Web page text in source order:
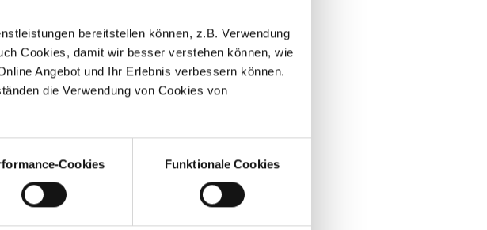
bereitstellen können, z.B. Verwendung
Cookies, damit wir besser verstehen können, wie
Angebot und Ihr Erlebnis verbessern können.
die Verwendung von Cookies von
Cookies Funktionale Cookies